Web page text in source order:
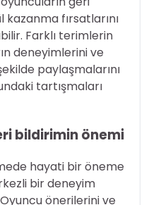
kazanma fırsatlarını
Farklı terimlerin
deneyimlerini ve
paylaşmalarını
tartışmaları
bildirimin önemi
hayati bir öneme
bir deneyim
önerilerini ve